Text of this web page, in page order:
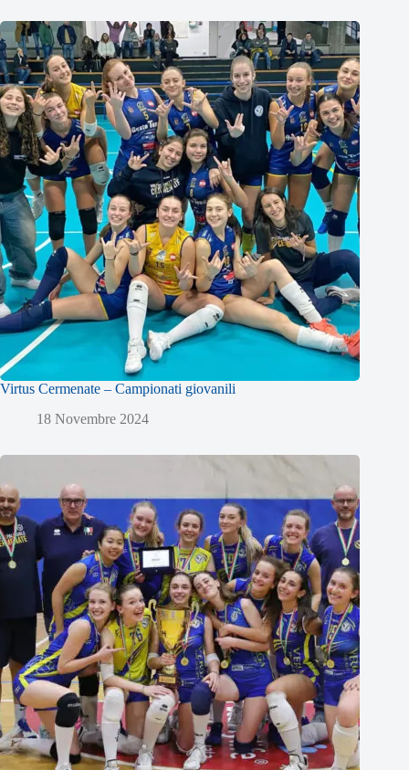
Virtus Cermenate – Campionati giovanili
18 Novembre 2024